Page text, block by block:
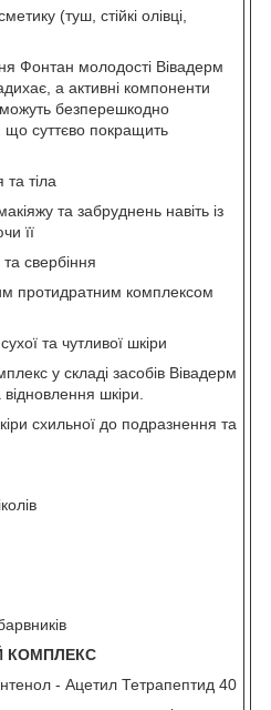
(туш, стійкі олівці,
Фонтан молодості Вівадерм
а активні компоненти
безперешкодно
що суттєво покращить
тіла
та забруднень навіть із
її
свербіння
протидратним комплексом
та чутливої ​​шкіри
у складі засобів Вівадерм
шкіри.
схильної до подразнення та
КОМПЛЕКС
- Ацетил Тетрапептид 40